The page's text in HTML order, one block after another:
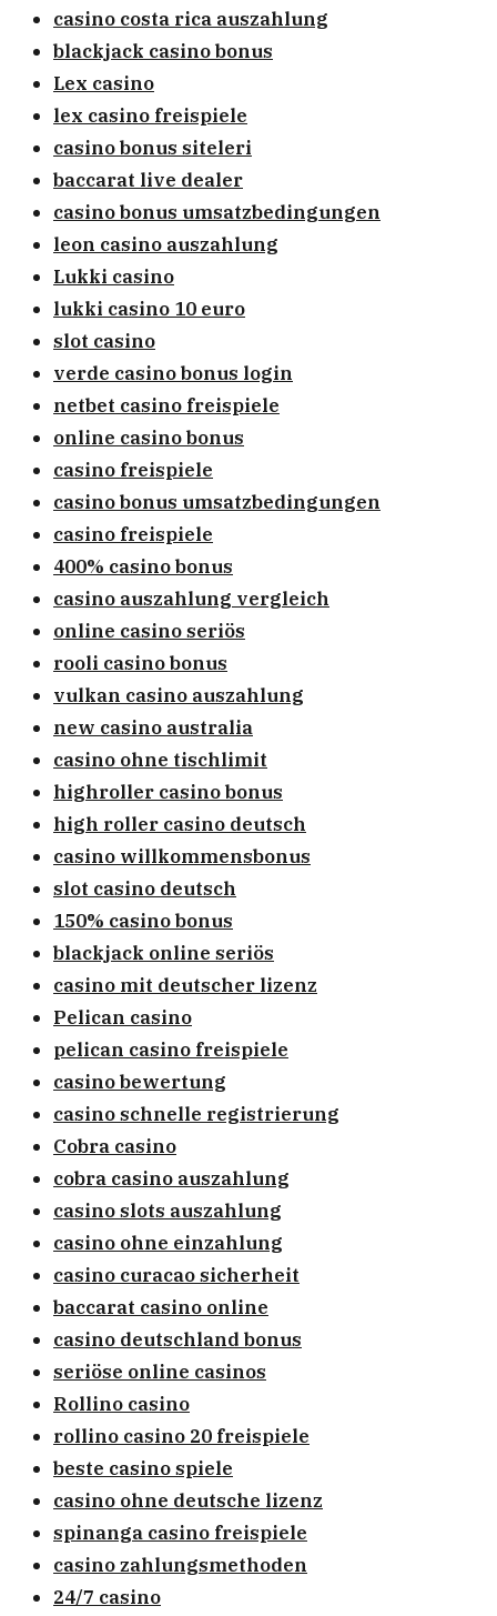
casino costa rica auszahlung
blackjack casino bonus
Lex casino
lex casino freispiele
casino bonus siteleri
baccarat live dealer
casino bonus umsatzbedingungen
leon casino auszahlung
Lukki casino
lukki casino 10 euro
slot casino
verde casino bonus login
netbet casino freispiele
online casino bonus
casino freispiele
casino bonus umsatzbedingungen
casino freispiele
400% casino bonus
casino auszahlung vergleich
online casino seriös
rooli casino bonus
vulkan casino auszahlung
new casino australia
casino ohne tischlimit
highroller casino bonus
high roller casino deutsch
casino willkommensbonus
slot casino deutsch
150% casino bonus
blackjack online seriös
casino mit deutscher lizenz
Pelican casino
pelican casino freispiele
casino bewertung
casino schnelle registrierung
Cobra casino
cobra casino auszahlung
casino slots auszahlung
casino ohne einzahlung
casino curacao sicherheit
baccarat casino online
casino deutschland bonus
seriöse online casinos
Rollino casino
rollino casino 20 freispiele
beste casino spiele
casino ohne deutsche lizenz
spinanga casino freispiele
casino zahlungsmethoden
24/7 casino